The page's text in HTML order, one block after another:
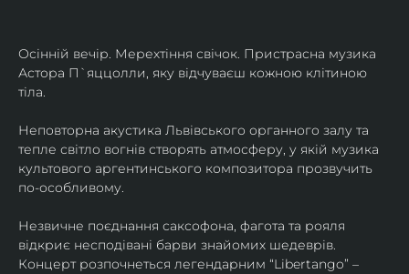
Осінній вечір. Мерехтіння свічок. Пристрасна музика
Астора П`яццолли, яку відчуваєш кожною клітиною
тіла.
Неповторна акустика Львівського органного залу та
тепле світло вогнів створять атмосферу, у якій музика
культового аргентинського композитора прозвучить
по-особливому.
Незвичне поєднання саксофона, фагота та рояля
відкриє несподівані барви знайомих шедеврів.
Концерт розпочнеться легендарним “Libertango” –